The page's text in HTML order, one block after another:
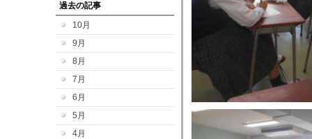
過去の記事
10月
9月
8月
7月
6月
5月
4月